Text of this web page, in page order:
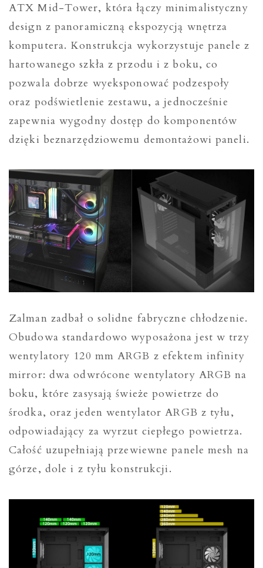
ATX Mid-Tower, która łączy minimalistyczny
design z panoramiczną ekspozycją wnętrza
komputera. Konstrukcja wykorzystuje panele z
hartowanego szkła z przodu i z boku, co
pozwala dobrze wyeksponować podzespoły
oraz podświetlenie zestawu, a jednocześnie
zapewnia wygodny dostęp do komponentów
dzięki beznarzędziowemu demontażowi paneli.
Zalman zadbał o solidne fabryczne chłodzenie.
Obudowa standardowo wyposażona jest w trzy
wentylatory 120 mm ARGB z efektem infinity
mirror: dwa odwrócone wentylatory ARGB na
boku, które zasysają świeże powietrze do
środka, oraz jeden wentylator ARGB z tyłu,
odpowiadający za wyrzut ciepłego powietrza.
Całość uzupełniają przewiewne panele mesh na
górze, dole i z tyłu konstrukcji.